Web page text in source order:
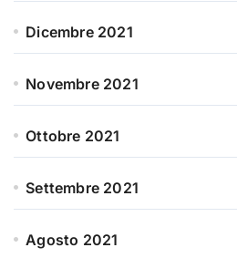
Dicembre 2021
Novembre 2021
Ottobre 2021
Settembre 2021
Agosto 2021